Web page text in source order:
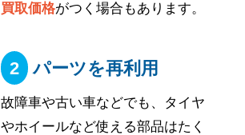
買取価格がつく場合もあります。
パーツを再利用
故障車や古い車などでも、タイヤ
やホイールなど使える部品はたく